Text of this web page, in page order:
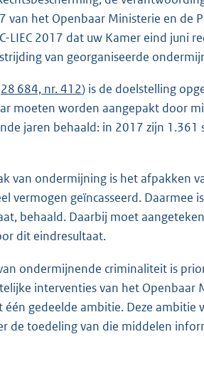
het Openbaar Ministerie en de
LIEC 2017 dat uw Kamer eind juni
van georganiseerde
28 684, nr. 412) is de doelstelling
moeten worden aangepakt door
jaren behaald: in 2017 zijn
van ondermijning is het afpakken
vermogen geïncasseerd. Daarmee
behaald. Daarbij moet
dit eindresultaat.
ondermijnende criminaliteit is
interventies van het Openbaar
gedeelde ambitie. Deze
de toedeling van die middelen